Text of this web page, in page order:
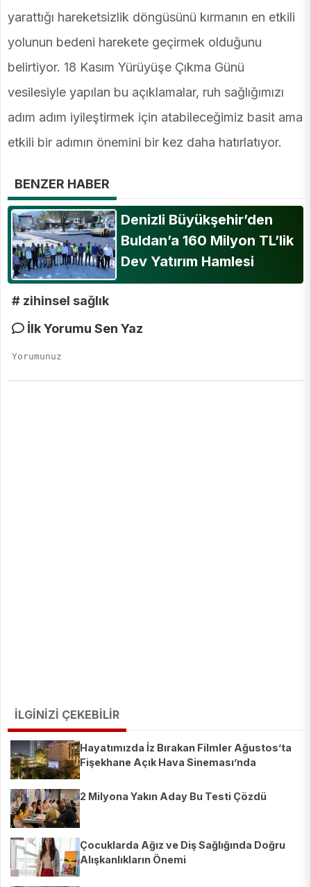
yarattığı hareketsizlik döngüsünü kırmanın en etkili
yolunun bedeni harekete geçirmek olduğunu
belirtiyor. 18 Kasım Yürüyüşe Çıkma Günü
vesilesiyle yapılan bu açıklamalar, ruh sağlığımızı
adım adım iyileştirmek için atabileceğimiz basit ama
etkili bir adımın önemini bir kez daha hatırlatıyor.
BENZER HABER
Denizli Büyükşehir’den
Buldan’a 160 Milyon TL’lik
Dev Yatırım Hamlesi
# zihinsel sağlık
İlk Yorumu Sen Yaz
İLGİNİZİ ÇEKEBİLİR
Hayatımızda İz Bırakan Filmler Ağustos’ta
Fişekhane Açık Hava Sineması’nda
2 Milyona Yakın Aday Bu Testi Çözdü
Çocuklarda Ağız ve Diş Sağlığında Doğru
Alışkanlıkların Önemi